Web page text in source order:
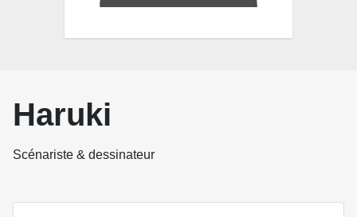
Haruki
Scénariste & dessinateur